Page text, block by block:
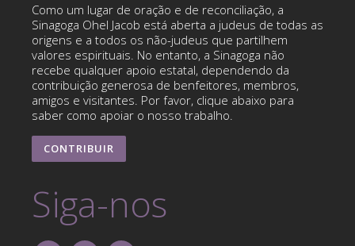
Como um lugar de oração e de reconciliação, a
Sinagoga Ohel Jacob está aberta a judeus de todas as
origens e a todos os não-judeus que partilhem
valores espirituais. No entanto, a Sinagoga não
recebe qualquer apoio estatal, dependendo da
contribuição generosa de benfeitores, membros,
amigos e visitantes. Por favor, clique abaixo para
saber como apoiar o nosso trabalho.
CONTRIBUIR
Siga-nos